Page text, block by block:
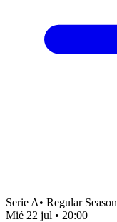
Serie A• Regular Season
Mié 22 jul • 20:00